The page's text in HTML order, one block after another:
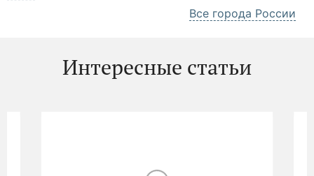
Все города России
Интересные статьи